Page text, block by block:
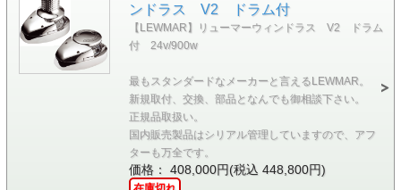
ンドラス V2 ドラム付
【LEWMAR】リューマーウィンドラス V2 ドラム
付 24v/900w
最もスタンダードなメーカーと言えるLEWMAR。
新規取付、交換、部品となんでも御相談下さい。
正規品取扱い。
国内販売製品はシリアル管理していますので、アフ
ターも万全です。
価格： 408,000円(税込 448,800円)